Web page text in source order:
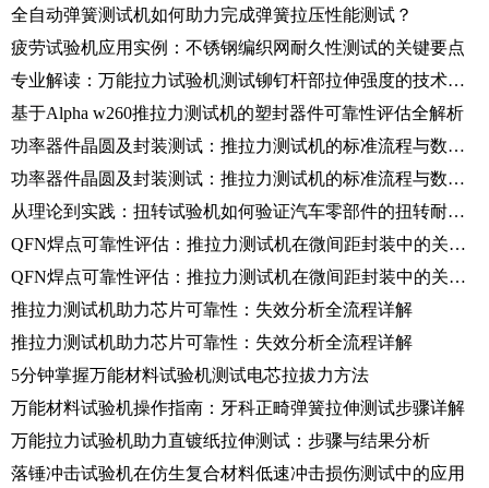
全自动弹簧测试机如何助力完成弹簧拉压性能测试？
疲劳试验机应用实例：不锈钢编织网耐久性测试的关键要点
专业解读：万能拉力试验机测试铆钉杆部拉伸强度的技术要点
基于Alpha w260推拉力测试机的塑封器件可靠性评估全解析
功率器件晶圆及封装测试：推拉力测试机的标准流程与数据解读
功率器件晶圆及封装测试：推拉力测试机的标准流程与数据解读
从理论到实践：扭转试验机如何验证汽车零部件的扭转耐久性？
QFN焊点可靠性评估：推拉力测试机在微间距封装中的关键应用
QFN焊点可靠性评估：推拉力测试机在微间距封装中的关键应用
推拉力测试机助力芯片可靠性：失效分析全流程详解
推拉力测试机助力芯片可靠性：失效分析全流程详解
5分钟掌握万能材料试验机测试电芯拉拔力方法
万能材料试验机操作指南：牙科正畸弹簧拉伸测试步骤详解
万能拉力试验机助力直镀纸拉伸测试：步骤与结果分析
落锤冲击试验机在仿生复合材料低速冲击损伤测试中的应用